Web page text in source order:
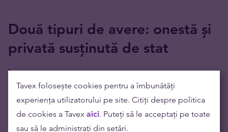
Două tipuri de avere: onestă și
privată susținută de stat
În urmă cu 12 ani, lumea a fost sfâșiată de
protesteleOccupy Wall Street împotriva celor mai
bogați 1% din populație. Potrivit manifestanților de
la acea vreme, averea lor ar trebui luată prin
Tavex folosește cookies pentru a îmbunătăți
experiența utilizatorului pe site. Citiți despre politica
de cookies a Tavex aici. Puteți să le acceptați pe toate
sau să le administrați din setări.